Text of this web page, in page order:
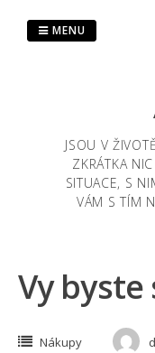
JSOU V
ZKRÁTKA
SITUACE, S
VÁM S TÍM
MENU
Vy byste
Nákupy